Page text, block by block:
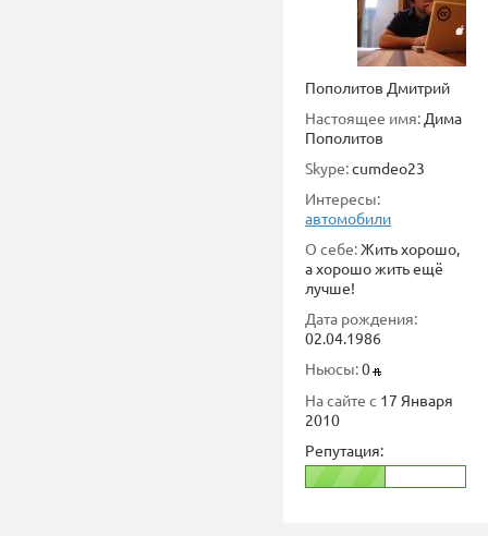
Пополитов Дмитрий
Настоящее имя: Дима
Пополитов
Skype:cumdeo23
Интересы:
автомобили
О себе:Жить хорошо,
а хорошо жить ещё
лучше!
Дата рождения:
02.04.1986
Ньюсы:0
На сайте с 17 Января
2010
Репутация: